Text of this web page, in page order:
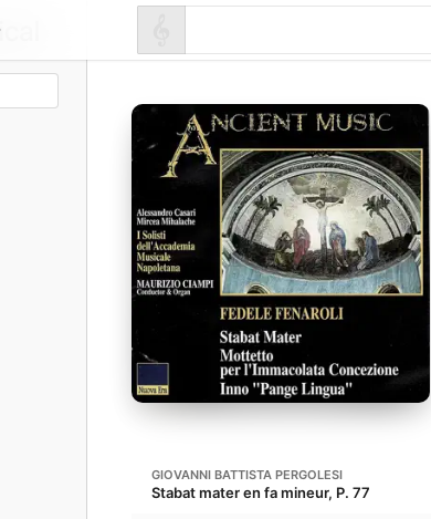
GIOVANNI BATTISTA PERGOLESI
Stabat mater en fa mineur, P. 77